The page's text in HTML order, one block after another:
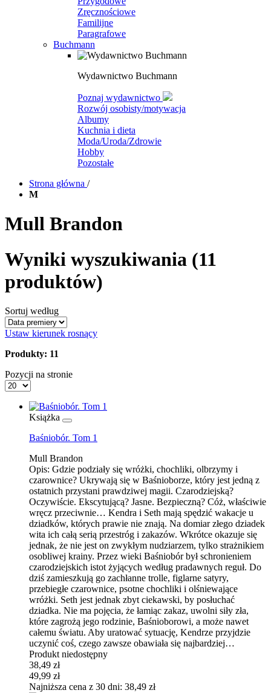
Zręcznościowe
Familijne
Paragrafowe
Buchmann
Wydawnictwo Buchmann
Poznaj wydawnictwo
Rozwój osobisty/motywacja
Albumy
Kuchnia i dieta
Moda/Uroda/Zdrowie
Hobby
Pozostałe
Strona główna /
M
Mull Brandon
Wyniki wyszukiwania (11
produktów)
Sortuj według
Ustaw kierunek rosnący
Produkty: 11
Pozycji na stronie
Książka
Baśniobór. Tom 1
Mull Brandon
Opis: Gdzie podziały się wróżki, chochliki, olbrzymy i
czarownice? Ukrywają się w Baśnioborze, który jest jedną z
ostatnich przystani prawdziwej magii. Czarodziejską?
Oczywiście. Ekscytującą? Jasne. Bezpieczną? Cóż, właściwie
wręcz przeciwnie… Kendra i Seth mają spędzić wakacje u
dziadków, których prawie nie znają. Na domiar złego dziadek
wita ich całą serią przestróg i zakazów. Wkrótce okazuje się
jednak, że nie jest on zwykłym nudziarzem, tylko strażnikiem
osobliwej krainy. Przez wieki Baśniobór był schronieniem
czarodziejskich istot żyjących według pradawnych reguł. Do
dziś zamieszkują go zachłanne trolle, figlarne satyry,
przebiegłe czarownice, psotne chochliki i olśniewające
wróżki. Seth jest jednak zbyt ciekawski, by posłuchać
dziadka. Nie ma pojęcia, że łamiąc zakaz, uwolni siły zła,
które zagrożą jego rodzinie, Baśnioborowi, a może nawet
całemu światu. Aby uratować sytuację, Kendrze przyjdzie
uczynić coś, czego zawsze obawiała się najbardziej…
Produkt niedostępny
38,49 zł
49,99 zł
Najniższa cena z 30 dni: 38,49 zł